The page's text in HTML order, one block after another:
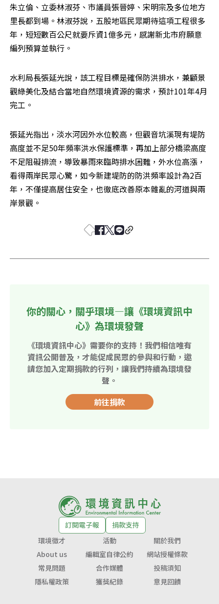
朱立倫、立委林淑芬、市議員張晉婷、宋明宗及多位地方
里長都到場。林淑芬說，五股地區民眾期待這項工程很多
年，短短數百公尺就要斥資1億多元，感謝新北市府願意
編列預算並執行。
水利局長張延光說，該工程目標是確保防洪排水，兼顧景
觀綠美化及結合當地自然環境資源的需求，預計101年4月
完工。
張延光指出，淡水河因外水位較高，但觀音坑溪現有堤防
高度並不足50年頻率洪水保護標準，再加上部分橋梁高度
不足阻礙排流，導致暴雨來臨時排水困難，外水位高漲，
看得兩岸民眾心驚，如今新建堤防的防洪頻率設計為2百
年，不僅提高居住安全，也徹底改善原本雜亂的河道與兩
岸景觀。
你的關心，關乎環境—讓《環境資訊中
心》為環境發聲
《環境資訊中心》需要你的支持！我們相信唯有
資訊公開普及，才能促成民眾的參與和行動，邀
請您加入定期捐款的行列，讓我們持續為環境發
聲。
前往捐款
訂閱電子報
捐款支持
環境徵才
活動
關於我們
About us
編輯室自律公約
網站授權條款
常見問題
合作媒體
投稿須知
隱私權政策
獲獎紀錄 意見回饋